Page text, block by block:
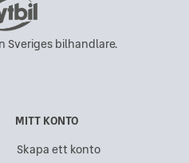
Sveriges bilhandlare.
MITT KONTO
Skapa ett konto